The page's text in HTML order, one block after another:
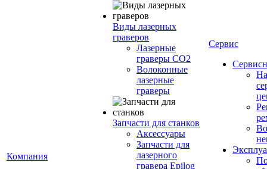
Компания
Виды лазерных
граверов
Лазерные
граверы СО2
Волоконные
лазерные
граверы
Запчасти для станков
Аксессуары
Запчасти для
лазерного
гравера Epilog
Сервис